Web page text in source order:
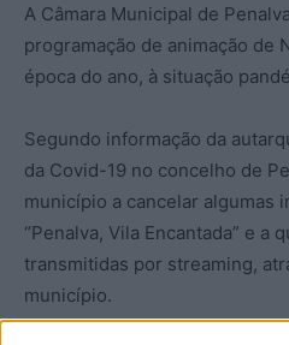
A Câmara Municipal de
programação de animação de
época do ano, à situação
Segundo informação da
da Covid-19 no concelho de
município a cancelar algumas
“Penalva, Vila Encantada” e a
transmitidas por streaming,
município.